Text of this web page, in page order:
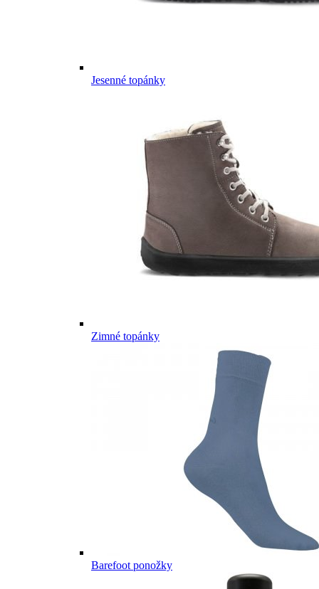
Jesenné topánky
Zimné topánky
Barefoot ponožky